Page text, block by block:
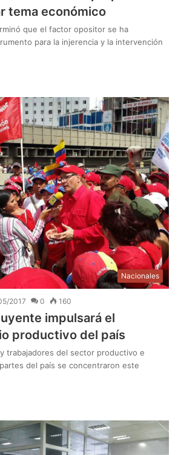
tema económico
que el factor opositor se ha
para la injerencia y la intervención
Nacionales
2017 0 160
impulsará el
productivo del país
trabajadores del sector productivo e
del país se concentraron este